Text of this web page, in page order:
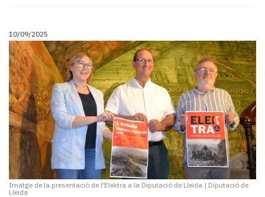
10/09/2025
Imatge de la presentació de l'Elektra a la Diputació de Lleida | Diputació de
Lleida